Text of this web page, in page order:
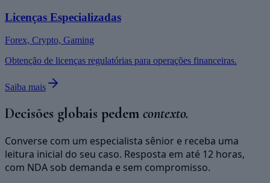
Licenças Especializadas
Forex, Crypto, Gaming
Obtenção de licenças regulatórias para operações financeiras.
Saiba mais
Decisões globais pedem contexto.
Converse com um especialista sênior e receba uma
leitura inicial do seu caso. Resposta em até 12 horas,
com NDA sob demanda e sem compromisso.